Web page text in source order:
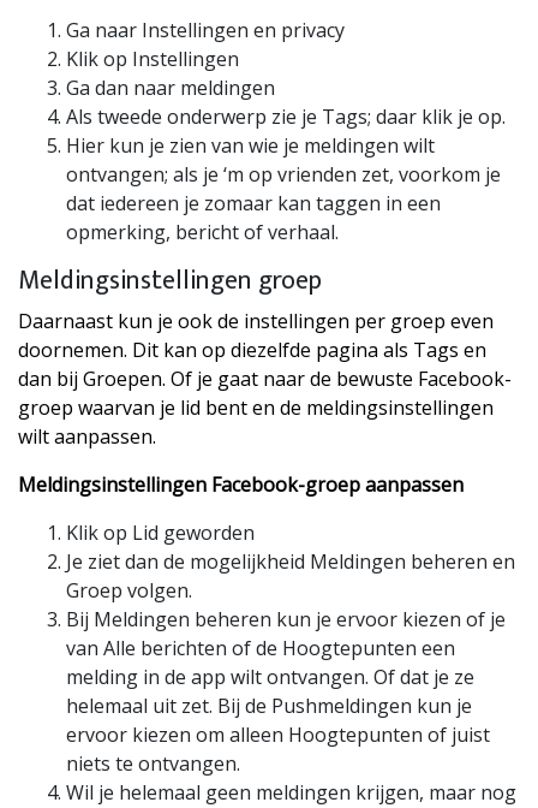
Ga naar Instellingen en privacy
Klik op Instellingen
Ga dan naar meldingen
Als tweede onderwerp zie je Tags; daar klik je op.
Hier kun je zien van wie je meldingen wilt
ontvangen; als je ‘m op vrienden zet, voorkom je
dat iedereen je zomaar kan taggen in een
opmerking, bericht of verhaal.
Meldingsinstellingen groep
Daarnaast kun je ook de instellingen per groep even
doornemen. Dit kan op diezelfde pagina als Tags en
dan bij Groepen. Of je gaat naar de bewuste Facebook-
groep waarvan je lid bent en de meldingsinstellingen
wilt aanpassen.
Meldingsinstellingen Facebook-groep aanpassen
Klik op Lid geworden
Je ziet dan de mogelijkheid Meldingen beheren en
Groep volgen.
Bij Meldingen beheren kun je ervoor kiezen of je
van Alle berichten of de Hoogtepunten een
melding in de app wilt ontvangen. Of dat je ze
helemaal uit zet. Bij de Pushmeldingen kun je
ervoor kiezen om alleen Hoogtepunten of juist
niets te ontvangen.
Wil je helemaal geen meldingen krijgen, maar nog